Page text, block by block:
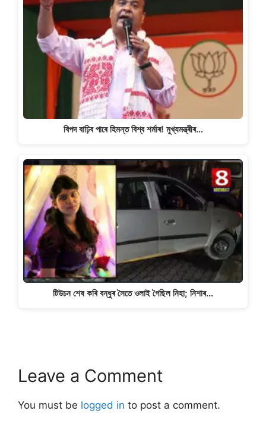
বিপদ বাঢ়িব পাৰে হিমন্ত বিশ্ব শৰ্মাৰ! মুখ্যমন্ত্ৰীৰ…
টিউচন শেষ কৰি বন্ধুৰ সৈতে ওলাই গৈছিল নিহা; নিশাৰ…
Leave a Comment
You must be logged in to post a comment.